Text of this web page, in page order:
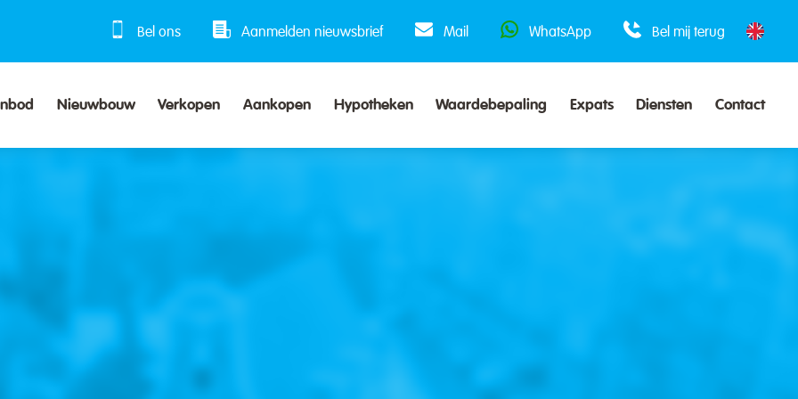
Bel ons Aanmelden nieuwsbrief Mail WhatsApp Bel mij terug
Nieuwbouw Verkopen Aankopen Hypotheken Waardebepaling Expats Diensten Contact